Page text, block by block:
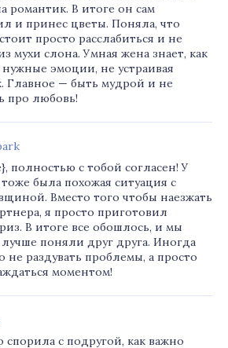
романтик. В итоге он сам
и принес цветы. Поняла, что
просто расслабиться и не
мухи слона. Умная жена знает, как
нужные эмоции, не устраивая
Главное — быть мудрой и не
про любовь!
полностью с тобой согласен! У
была похожая ситуация с
Вместо того чтобы наезжать
я просто приготовил
В итоге все обошлось, и мы
поняли друг друга. Иногда
не раздувать проблемы, а просто
моментом!
спорила с подругой, как важно